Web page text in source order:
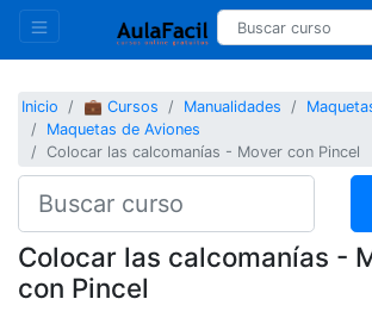
Inicio 💼 Cursos Manualidades
Maquetas de Aviones
Colocar las calcomanías - Mover con Pincel
Colocar las calcomanías -
con Pincel